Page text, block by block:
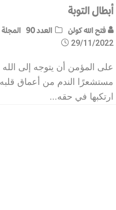
أبطال التوبة
فتح الله كولن العدد 90 المجلة
29/11/2022
على المؤمن أن يتوجه إلى الله
مستشعرًا الندم من أعماق
ارتكبها في حقه...